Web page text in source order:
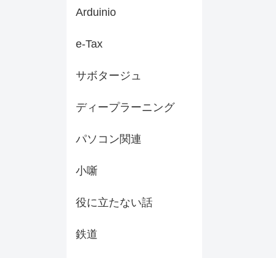
Arduinio
e-Tax
サボタージュ
ディープラーニング
パソコン関連
小噺
役に立たない話
鉄道